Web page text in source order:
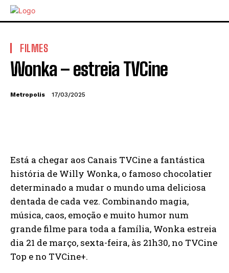
FILMES
Wonka – estreia TVCine
Metropolis 17/03/2025
Está a chegar aos Canais TVCine a fantástica
história de Willy Wonka, o famoso chocolatier
determinado a mudar o mundo uma deliciosa
dentada de cada vez. Combinando magia,
música, caos, emoção e muito humor num
grande filme para toda a família, Wonka estreia
dia 21 de março, sexta-feira, às 21h30, no TVCine
Top e no TVCine+.